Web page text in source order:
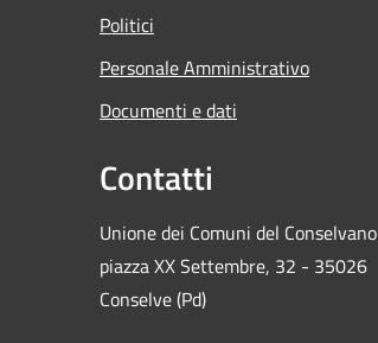
Politici
Personale Amministrativo
Documenti e dati
Contatti
Unione dei Comuni del Conselvano
piazza XX Settembre, 32 - 35026
Conselve (Pd)